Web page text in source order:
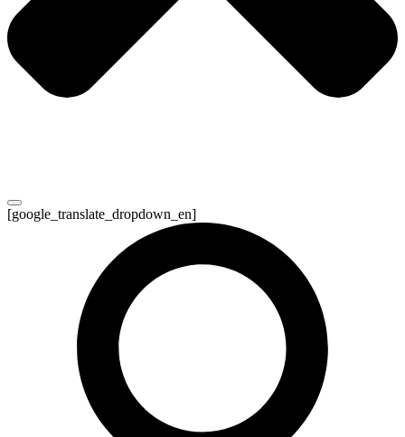
[google_translate_dropdown_en]